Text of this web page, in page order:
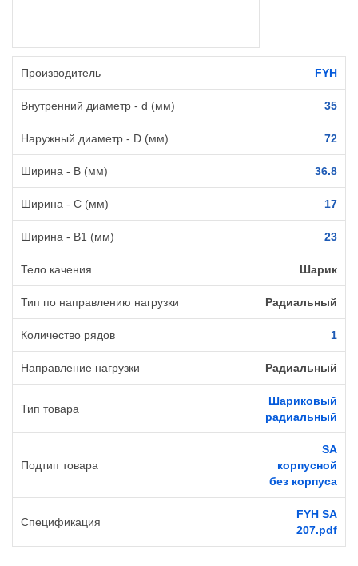
Производитель FYH
Внутренний диаметр - d (мм) 35
Наружный диаметр - D (мм) 72
Ширина - B (мм) 36.8
Ширина - C (мм) 17
Ширина - B1 (мм) 23
Тело качения Шарик
Тип по направлению нагрузки Радиальный
Количество рядов 1
Направление нагрузки Радиальный
Тип товара
Шариковый
радиальный
Подтип товара
SA
корпусной
без корпуса
Спецификация
FYH SA
207.pdf